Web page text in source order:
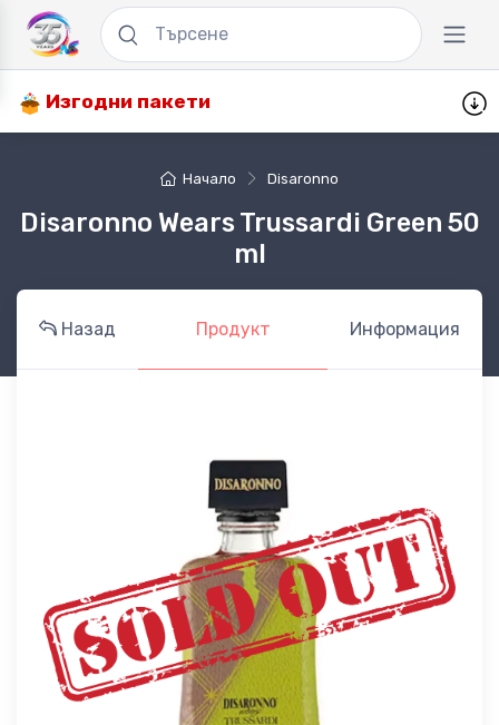
Изгодни пакети
Начало Disaronno
Disaronno Wears Trussardi Green 50
ml
Назад Продукт Информация